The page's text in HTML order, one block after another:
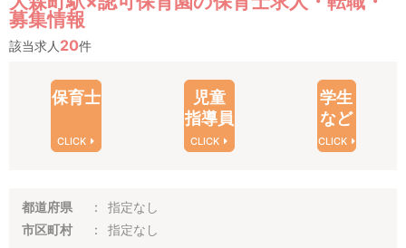
募集情報
該当求人 20件
保育士
CLICK
児童
指導員
CLICK
学生
など
CLICK
都道府県
指定なし
市区町村
指定なし